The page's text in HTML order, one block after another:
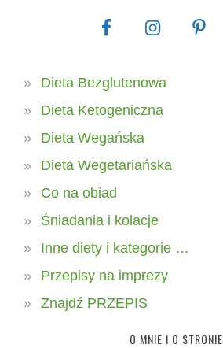
Dieta Bezglutenowa
Dieta Ketogeniczna
Dieta Wegańska
Dieta Wegetariańska
Co na obiad
Śniadania i kolacje
Inne diety i kategorie …
Przepisy na imprezy
Znajdź PRZEPIS
O MNIE I O STRONIE